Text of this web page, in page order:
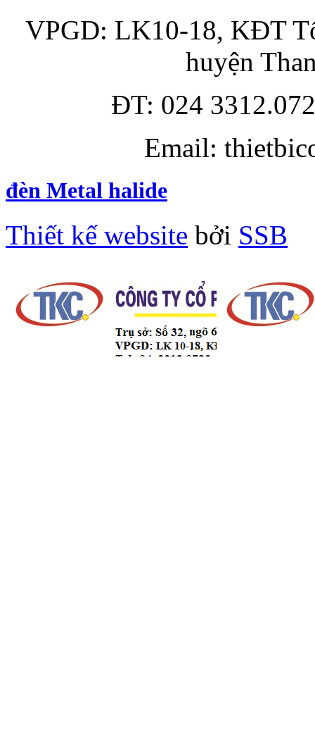
VPGD: LK10-18, KĐT
huyện
ĐT: 024
Email:
đèn Metal halide
Thiết kế website bởi SSB